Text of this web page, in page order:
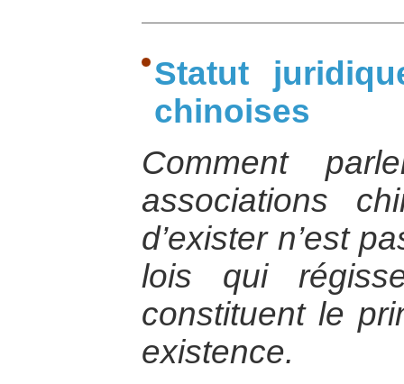
Statut
chinoises
Comment
associations
d’exister n’est
lois qui
constituent le
existence.